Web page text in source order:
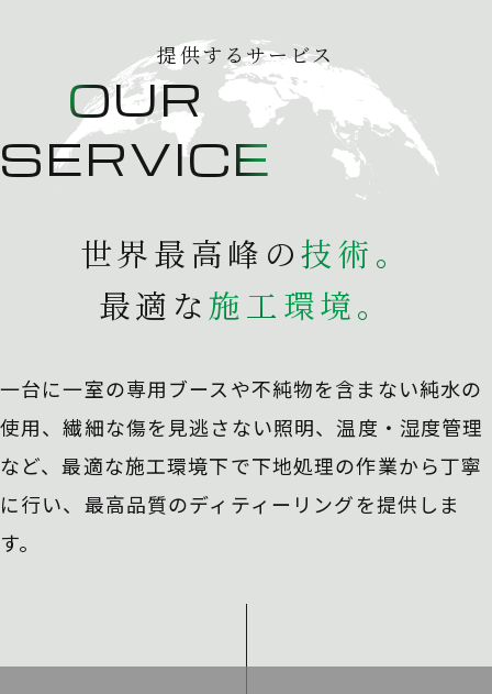
提供するサービス
OUR
SERVICE
世界最高峰の技術。
最適な施 工環境。
一台に一室の専用ブースや不純物を含まない純水の
使用、繊細な傷を見逃さない照明、温度・湿度管理
など、最適な施工環境下で下地処理の作業から丁寧
に行い、 最高品質のディティーリングを提供しま
す。